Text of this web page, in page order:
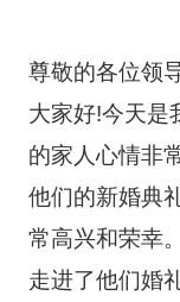
尊敬的各位领
大家好!今天是
的家人心情非
他们的新婚典
常高兴和荣幸
走进了他们婚